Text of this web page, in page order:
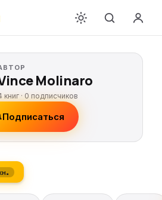
Molinaro
книг ·0 подписчиков
Подписаться